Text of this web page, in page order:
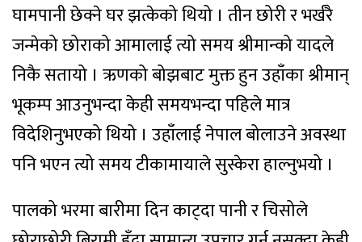
घामपानी छेक्ने घर झत्केको थियो । तीन छोरी र भर्खरै
जन्मेको छोराको आमालाई त्यो समय श्रीमान्को यादले
निकै सतायो । ऋणको बोझबाट मुक्त हुन उहाँका श्रीमान्
भूकम्प आउनुभन्दा केही समयभन्दा पहिले मात्र
विदेशिनुभएको थियो । उहाँलाई नेपाल बोलाउने अवस्था
पनि भएन त्यो समय टीकामायाले सुस्केरा हाल्नुभयो ।
पालको भरमा बारीमा दिन काट्दा पानी र चिसोले